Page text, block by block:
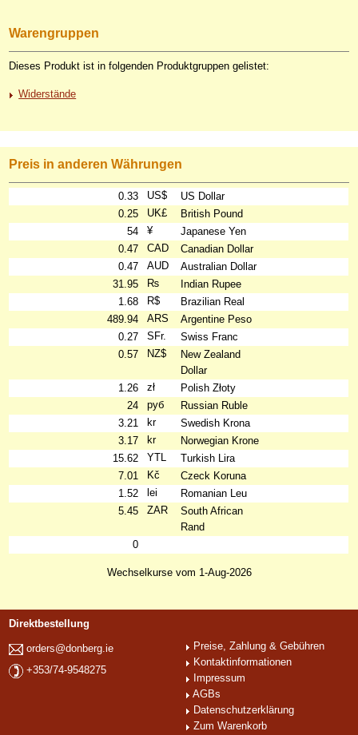
Warengruppen
Dieses Produkt ist in folgenden Produktgruppen gelistet:
Widerstände
Preis in anderen Währungen
0.33 US$
US Dollar
0.25
UK£
British Pound
54
¥
Japanese Yen
0.47
CAD
Canadian Dollar
0.47
AUD
Australian Dollar
31.95
₨
Indian Rupee
1.68
R$
Brazilian Real
489.94
ARS
Argentine Peso
0.27
SFr.
Swiss Franc
0.57
NZ$
New Zealand
Dollar
1.26
zł
Polish Złoty
24
руб
Russian Ruble
3.21
kr
Swedish Krona
3.17
kr
Norwegian Krone
15.62
YTL
Turkish Lira
7.01
Kč
Czeck Koruna
1.52
lei
Romanian Leu
5.45
ZAR
South African
Rand
0
Wechselkurse vom 1-Aug-2026
Direktbestellung
orders@donberg.ie
+353/74-9548275
Preise, Zahlung & Gebühren
Kontaktinformationen
Impressum
AGBs
Datenschutzerklärung
Zum Warenkorb